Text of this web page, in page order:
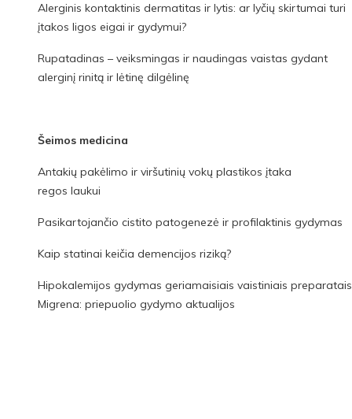
Alerginis kontaktinis dermatitas ir lytis: ar lyčių skirtumai turi
įtakos ligos eigai ir gydymui?
Rupatadinas – veiksmingas ir naudingas vaistas gydant
alerginį rinitą ir lėtinę dilgėlinę
Šeimos medicina
Antakių pakėlimo ir viršutinių vokų plastikos įtaka
regos laukui
Pasikartojančio cistito patogenezė ir profilaktinis gydymas
Kaip statinai keičia demencijos riziką?
Hipokalemijos gydymas geriamaisiais vaistiniais preparatais
Migrena: priepuolio gydymo aktualijos